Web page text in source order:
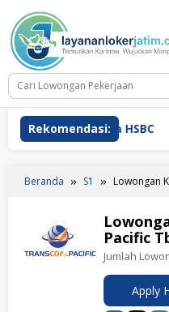
konten
Rekomendasi:
Lowongan Kerja HSBC
Beranda S1 Lowongan
Pacific
Jumlah
Apply